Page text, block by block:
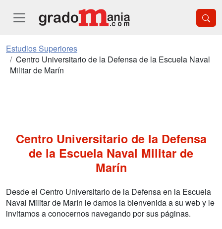
Estudios Superiores
Centro Universitario de la Defensa de la Escuela Naval
Militar de Marín
Centro Universitario de la Defensa
de la Escuela Naval Militar de
Marín
Desde el Centro Universitario de la Defensa en la Escuela
Naval Militar de Marín le damos la bienvenida a su web y le
invitamos a conocernos navegando por sus páginas.